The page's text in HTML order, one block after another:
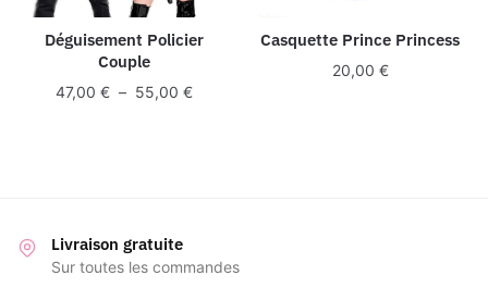
Déguisement Policier
Couple
47,00 € – 55,00 €Plage
Casquette Prince Princess
20,00 €
Livraison gratuite
Sur toutes les commandes